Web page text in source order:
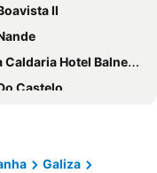
II
Hotel Balneario
Castelo
de Fofe
CALDARIA
Galiza